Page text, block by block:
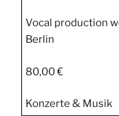
Vocal production
Berlin
80,00 €
Konzerte & Musik